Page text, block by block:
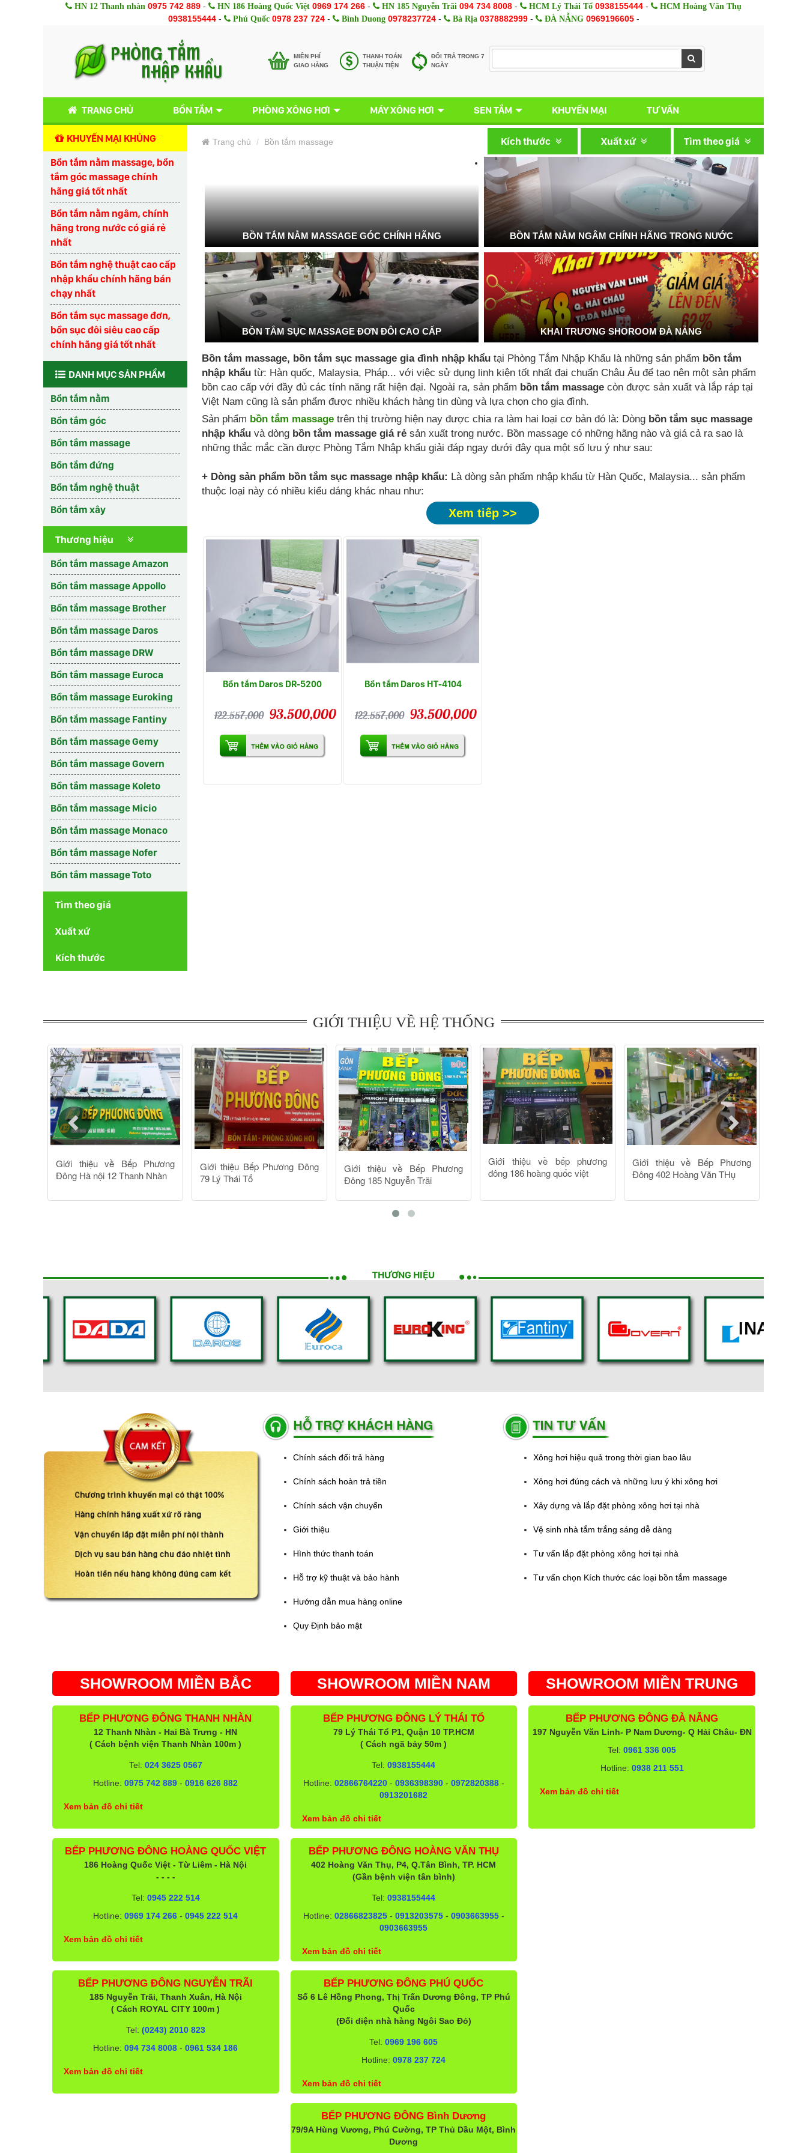
HN 12 Thanh nhàn 0975 742 889 - HN 186 Hoàng Quốc Việt 0969 174 266 - HN 185 Nguyễn Trãi 094 734 8008 - HCM Lý Thái Tổ 0938155444 - HCM Hoàng Văn Thụ
0938155444- Phú Quốc 0978 237 724- Bình Duong 0978237724- Bà Rịa 0378882999- ĐÀ NẴNG 0969196605-
MIÊN PHÍ
GIAO HÀNG
THANH TOÁN
THUẬN TIỆN
ĐỔI TRẢ TRONG 7
NGÀY
TRANG CHỦ BỒN TẮM PHÒNG XÔNG HƠI MÁY XÔNG HƠI SEN TẮM KHUYẾN MẠI TƯ VẤN
KHUYẾN MẠI KHỦNG
Bồn tắm nằm massage, bồn
tắm góc massage chính
hãng giá tốt nhất
Bồn tắm nằm ngâm, chính
hãng trong nước có giá rẻ
nhất
Bồn tắm nghệ thuật cao cấp
nhập khẩu chính hãng bán
chạy nhất
Bồn tắm sục massage đơn,
bồn sục đôi siêu cao cấp
chính hãng giá tốt nhất
DANH MỤC SẢN PHẨM
Bồn tắm nằm
Bồn tắm góc
Bồn tắm massage
Bồn tắm đứng
Bồn tắm nghệ thuật
Bồn tắm xây
Thương hiệu
Bồn tắm massage Amazon
Bồn tắm massage Appollo
Bồn tắm massage Brother
Bồn tắm massage Daros
Bồn tắm massage DRW
Bồn tắm massage Euroca
Bồn tắm massage Euroking
Bồn tắm massage Fantiny
Bồn tắm massage Gemy
Bồn tắm massage Govern
Bồn tắm massage Koleto
Bồn tắm massage Micio
Bồn tắm massage Monaco
Bồn tắm massage Nofer
Bồn tắm massage Toto
Tìm theo giá
Xuất xứ
Kích thước
Trang chủ Bồn tắm massage Tìm theo giá
Xuất xứ
Kích thước
BỒN TẮM NẰM MASSAGE GÓC CHÍNH HÃNG BỒN TẮM NẰM NGÂM CHÍNH HÃNG TRONG NƯỚC
BỒN TẮM SỤC MASSAGE ĐƠN ĐÔI CAO CẤP KHAI TRƯƠNG SHOROOM ĐÀ NẴNG
Bồn tắm massage, bồn tắm sục massage gia đình nhập khẩu tại Phòng Tắm Nhập Khẩu là những sản phẩm bồn tắm
nhập khẩu từ: Hàn quốc, Malaysia, Pháp... với việc sử dụng linh kiện tốt nhất đại chuẩn Châu Âu để tạo nên một sản phẩm
bồn cao cấp với đầy đủ các tính năng rất hiện đại. Ngoài ra, sản phẩm bồn tắm massage còn được sản xuất và lắp ráp tại
Việt Nam cũng là sản phẩm được nhiều khách hàng tin dùng và lựa chọn cho gia đình.
Sản phẩm bồn tắm massage trên thị trường hiện nay được chia ra làm hai loại cơ bản đó là: Dòng bồn tắm sục massage
nhập khẩu và dòng bồn tắm massage giá rẻ sản xuất trong nước. Bồn massage có những hãng nào và giá cả ra sao là
những thắc mắc cần được Phòng Tắm Nhập khẩu giải đáp ngay dưới đây qua một số lưu ý như sau:
+ Dòng sản phẩm bồn tắm sục massage nhập khẩu: Là dòng sản phẩm nhập khẩu từ Hàn Quốc, Malaysia... sản phẩm
thuộc loại này có nhiều kiểu dáng khác nhau như:
Xem tiếp >>
Bồn tắm Daros DR-5200
122.557,000 93.500,000
Bồn tắm Daros HT-4104
122.557,000 93.500,000
THƯƠNG HIỆU
Chính sách đổi trả hàng
Chính sách hoàn trả tiền
Chính sách vận chuyển
Giới thiệu
Hình thức thanh toán
Hỗ trợ kỹ thuật và bảo hành
Hướng dẫn mua hàng online
Quy Định bảo mật
Xông hơi hiệu quả trong thời gian bao lâu
Xông hơi đúng cách và những lưu ý khi xông hơi
Xây dựng và lắp đặt phòng xông hơi tại nhà
Vệ sinh nhà tắm trắng sáng dễ dàng
Tư vấn lắp đặt phòng xông hơi tại nhà
Tư vấn chọn Kích thước các loại bồn tắm massage
SHOWROOM MIỀN BẮC
BẾP PHƯƠNG ĐÔNG THANH NHÀN
12 Thanh Nhàn - Hai Bà Trưng - HN
( Cách bệnh viện Thanh Nhàn 100m )
Tel: 024 3625 0567
Hotline:0975 742 889 -0916 626 882
Xem bản đồ chi tiết
BẾP PHƯƠNG ĐÔNG HOÀNG QUỐC VIỆT
186 Hoàng Quốc Việt - Từ Liêm - Hà Nội
- - - -
Tel: 0945 222 514
Hotline:0969 174 266 -0945 222 514
Xem bản đồ chi tiết
BẾP PHƯƠNG ĐÔNG NGUYỄN TRÃI
185 Nguyễn Trãi, Thanh Xuân, Hà Nội
( Cách ROYAL CITY 100m )
Tel: (0243) 2010 823
Hotline:094 734 8008 -0961 534 186
Xem bản đồ chi tiết
SHOWROOM MIỀN NAM
BẾP PHƯƠNG ĐÔNG LÝ THÁI TỔ
79 Lý Thái Tổ P1, Quận 10 TP.HCM
( Cách ngã bảy 50m )
Tel:0938155444
Hotline: 02866764220- 0936398390- 0972820388-
0913201682
Xem bản đồ chi tiết
BẾP PHƯƠNG ĐÔNG HOÀNG VĂN THỤ
402 Hoàng Văn Thụ, P4, Q.Tân Bình, TP. HCM
(Gần bệnh viện tân bình)
Tel:0938155444
Hotline: 02866823825- 0913203575- 0903663955-
0903663955
Xem bản đồ chi tiết
BẾP PHƯƠNG ĐÔNG PHÚ QUỐC
Số 6 Lê Hồng Phong, Thị Trấn Dương Đông, TP Phú
Quốc
(Đối diện nhà hàng Ngôi Sao Đỏ)
Tel:0969 196 605
Hotline:0978 237 724
Xem bản đồ chi tiết
BẾP PHƯƠNG ĐÔNG Bình Dương
79/9A Hùng Vương, Phú Cường, TP Thủ Dầu Một, Bình
Dương
SHOWROOM MIỀN TRUNG
BẾP PHƯƠNG ĐÔNG ĐÀ NẴNG
197 Nguyễn Văn Linh- P Nam Dương- Q Hải Châu- ĐN
Tel:0961 336 005
Hotline: 0938 211 551
Xem bản đồ chi tiết